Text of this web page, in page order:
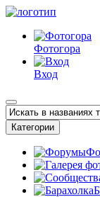
Фотогора
Вход
Категории